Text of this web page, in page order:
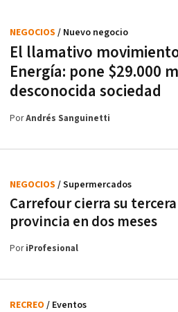
El llamativo
Energía: pone $29.000
desconocida sociedad
NEGOCIOS / Nuevo negocio
PorAndrés Sanguinetti
Carrefour cierra su
provincia en dos meses
NEGOCIOS / Supermercados
PoriProfesional
RECREO / Eventos